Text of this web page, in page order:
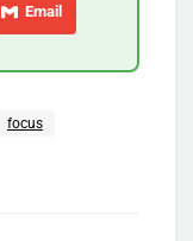
Email
focus